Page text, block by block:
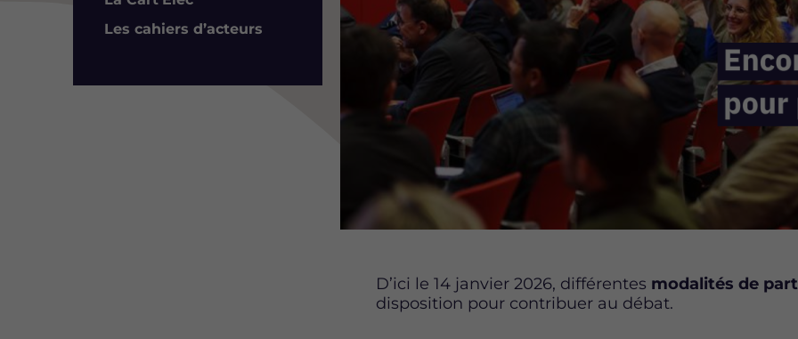
Les cahiers d’acteurs
D’ici le 14 janvier 2026, différentes modalités de
disposition pour contribuer au débat.